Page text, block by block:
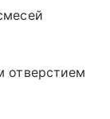
отверстием